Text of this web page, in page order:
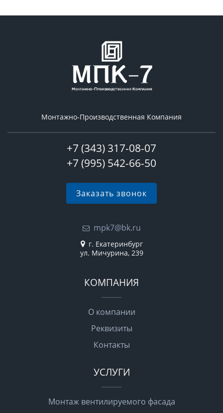
Монтажно-Производственная Компания
+7 (343) 317-08-07
+7 (995) 542-66-50
Заказать звонок
mpk7@bk.ru
г. Екатеринбург
ул. Мичурина, 239
КОМПАНИЯ
О компании
Реквизиты
Контакты
УСЛУГИ
Монтаж вентилируемого фасада